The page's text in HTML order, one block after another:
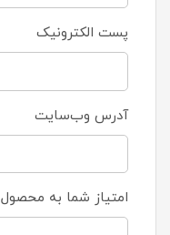
پست الکترونیک
آدرس وب‌سایت
امتیاز شما به محصول